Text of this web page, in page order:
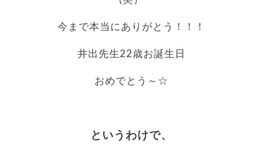
今まで本当にありがとう！！！
井出先生22歳お誕生日
おめでとう～☆
というわけで、